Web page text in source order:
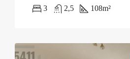
3 2,5 108m²